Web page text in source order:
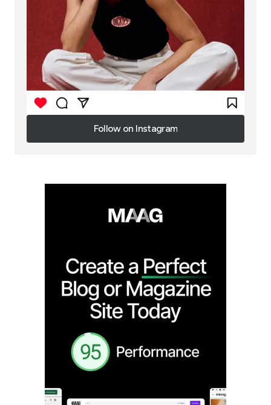
Follow on Instagram
Follow on Instagram